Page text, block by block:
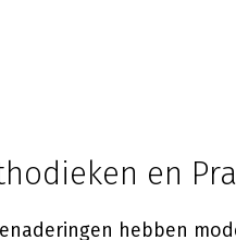
en
hebben